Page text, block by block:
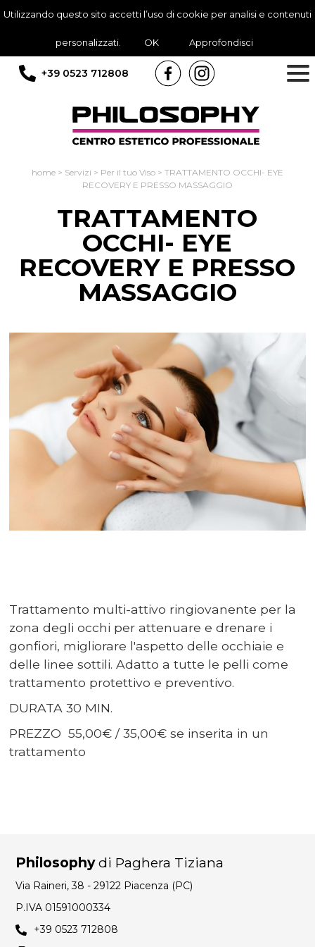
Utilizzando questo sito accetti l’uso di cookie per analisi e contenuti
personalizzati. OK Approfondisci
+39 0523 712808
home> Servizi > Per il tuo Viso> TRATTAMENTO OCCHI- EYE
RECOVERY E PRESSO MASSAGGIO
TRATTAMENTO
OCCHI- EYE
RECOVERY E PRESSO
MASSAGGIO
Trattamento multi-attivo ringiovanente per la
zona degli occhi per attenuare e drenare i
gonfiori, migliorare l'aspetto delle occhiaie e
delle linee sottili. Adatto a tutte le pelli come
trattamento protettivo e preventivo.
DURATA 30 MIN.
PREZZO 55,00€ / 35,00€ se inserita in un
trattamento
Philosophydi Paghera Tiziana
Via Raineri, 38 - 29122 Piacenza (PC)
P.IVA 01591000334
+39 0523 712808